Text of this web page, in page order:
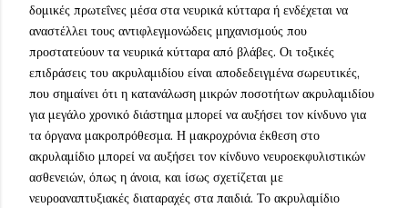
δομικές πρωτεΐνες μέσα στα νευρικά κύτταρα ή ενδέχεται να
αναστέλλει τους αντιφλεγμονώδεις μηχανισμούς που
προστατεύουν τα νευρικά κύτταρα από βλάβες. Οι τοξικές
επιδράσεις του ακρυλαμιδίου είναι αποδεδειγμένα σωρευτικές,
που σημαίνει ότι η κατανάλωση μικρών ποσοτήτων ακρυλαμιδίου
για μεγάλο χρονικό διάστημα μπορεί να αυξήσει τον κίνδυνο για
τα όργανα μακροπρόθεσμα. Η μακροχρόνια έκθεση στο
ακρυλαμίδιο μπορεί να αυξήσει τον κίνδυνο νευροεκφυλιστικών
ασθενειών, όπως η άνοια, και ίσως σχετίζεται με
νευροαναπτυξιακές διαταραχές στα παιδιά. Το ακρυλαμίδιο